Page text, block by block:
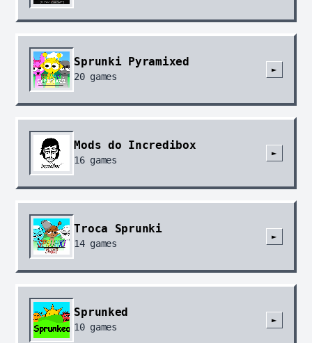
Sprunki Pyramixed
20games
►
Mods do Incredibox
16games
►
Troca Sprunki
14games
►
Sprunked
10games
►